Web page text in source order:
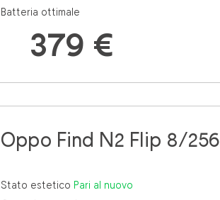
Batteria ottimale
379 €
Oppo Find N2 Flip 8/256
Stato estetico
pari al nuovo